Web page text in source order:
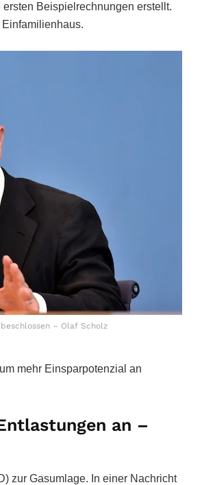
Beispielrechnungen erstellt.
– Olaf Scholz
mehr Einsparpotenzial an
an –
zur Gasumlage. In einer Nachricht